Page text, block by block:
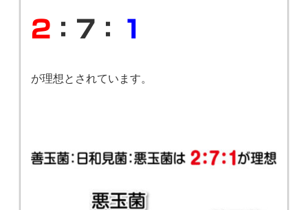
2 ：7： １
が理想とされています。